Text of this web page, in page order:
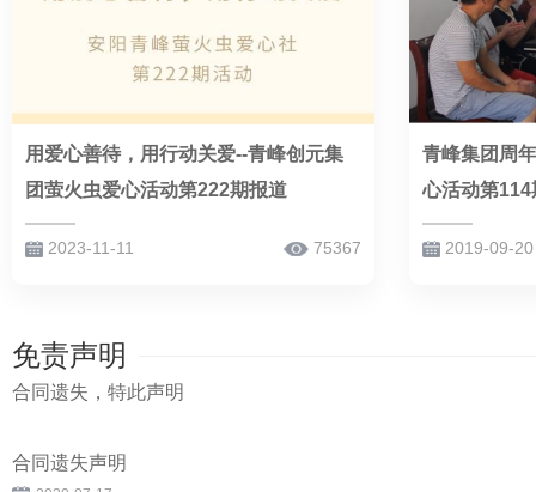
用爱心善待，用行动关爱--青峰创元集
团萤火虫爱心活动第222期报道
2023-11-11 75367
青峰集团周
心活动第
2019-09-20
免责声明
合同遗失，特此声明
合同遗失声明